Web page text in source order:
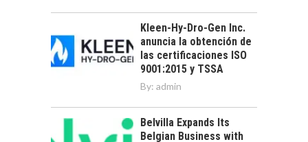
Kleen-Hy-Dro-Gen Inc.
anuncia la obtención de
las certificaciones ISO
9001:2015 y TSSA
By: admin
Belvilla Expands Its
Belgian Business with